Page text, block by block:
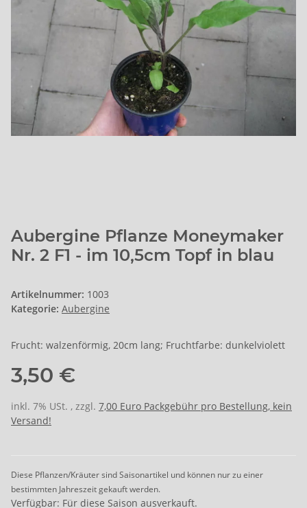
Aubergine Pflanze Moneymaker
Nr. 2 F1 - im 10,5cm Topf in blau
Artikelnummer: 1003
Kategorie: Aubergine
Frucht: walzenförmig, 20cm lang; Fruchtfarbe: dunkelviolett
3,50 €
inkl. 7% USt. , zzgl. 7,00 Euro Packgebühr pro Bestellung, kein
Versand!
Diese Pflanzen/Kräuter sind Saisonartikel und können nur zu einer
bestimmten Jahreszeit gekauft werden.
Verfügbar: Für diese Saison ausverkauft.